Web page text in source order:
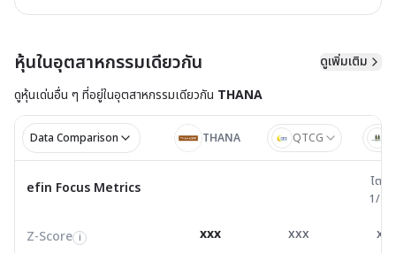
หุ้นในอุตสาหกรรมเดียวกัน
ดูเพิ่มเติม
ดูหุ้นเด่นอื่น ๆ ที่อยู่ในอุตสาหกรรมเดียวกัน THANA
Data Comparison THANA QTCG
efin Focus Metrics ไตรมาส
Z-Score i 1.50 -0.95
efin Focus Metrics
ไตรม
1/
Z-Score i
EV/EBITDA
Z-Score i xxx xxx